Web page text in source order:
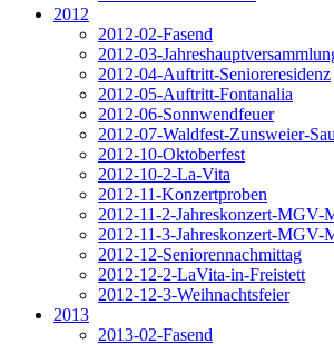
2012
2012-02-Fasend
2012-03-
2012-04-Auftritt-Senioreresidenz
2012-05-Auftritt-Fontanalia
2012-06-Sonnwendfeuer
2012-07-Waldfest-Zunsweier-
2012-10-Oktoberfest
2012-10-2-La-Vita
2012-11-Konzertproben
2012-11-2-Jahreskonzert-MGV-
2012-11-3-Jahreskonzert-MGV-
2012-12-Seniorennachmittag
2012-12-2-LaVita-in-Freistett
2012-12-3-Weihnachtsfeier
2013
2013-02-Fasend